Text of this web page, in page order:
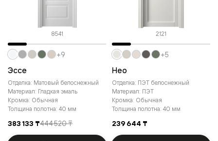
8541
Эссе
Отделка: Матовый белоснежный
Материал: Гладкая эмаль
Кромка: Обычная
Толщина полотна: 40 мм
383 133 ₸444 520 ₸
+9
2121
Нео
Отделка: ПЭТ белоснежный
Материал: ПЭТ
Кромка: Обычная
Толщина полотна: 40 мм
239 644 ₸
+5